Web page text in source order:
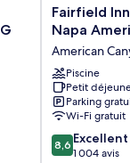
Fairfield
Inn
Suites
by
Marriott
Napa
American
Canyon
American
Fairfield
Napa
American
Piscine
Petit
Parking
Wi-Fi gratuit
8.6
sur
8,6 Excellent
1 004 avis